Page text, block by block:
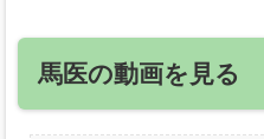
馬医の動画を見る